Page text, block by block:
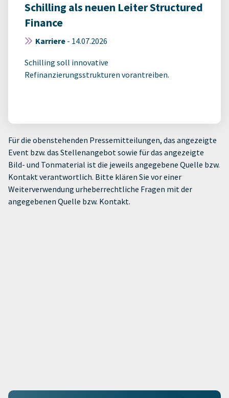
Schilling als neuen Leiter Structured
Finance
Karriere - 14.07.2026
Schilling soll innovative
Refinanzierungsstrukturen vorantreiben.
Für die obenstehenden Pressemitteilungen, das angezeigte
Event bzw. das Stellenangebot sowie für das angezeigte
Bild- und Tonmaterial ist die jeweils angegebene Quelle bzw.
Kontakt verantwortlich. Bitte klären Sie vor einer
Weiterverwendung urheberrechtliche Fragen mit der
angegebenen Quelle bzw. Kontakt.